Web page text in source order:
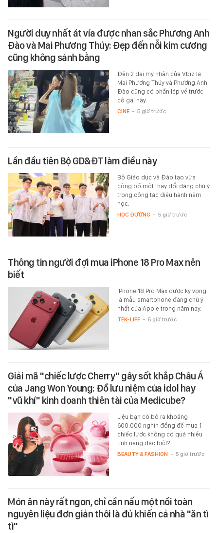
Người duy nhất át vía được nhan sắc Phương Anh
Đào và Mai Phương Thúy: Đẹp đến nỗi kim cương
cũng không sánh bằng
Đến 2 đại mỹ nhân của Vbiz là
Mai Phương Thúy và Phương Anh
Đào cũng có phần lép vế trước
cô gái này.
CINE - 5 giờ trước
Lần đầu tiên Bộ GD&ĐT làm điều này
Bộ Giáo dục và Đào tạo vừa
công bố một thay đổi đáng chú ý
trong công tác điều hành năm
học.
HỌC ĐƯỜNG - 5 giờ trước
Thông tin người đợi mua iPhone 18 Pro Max nên
biết
iPhone 18 Pro Max được kỳ vọng
là mẫu smartphone đáng chú ý
nhất của Apple trong năm nay.
TEK-LIFE - 5 giờ trước
Giải mã "chiếc lược Cherry" gây sốt khắp Châu Á
của Jang Won Young: Đồ lưu niệm của idol hay
"vũ khí" kinh doanh thiên tài của Medicube?
Liệu bạn có bỏ ra khoảng
600.000 nghìn đồng để mua 1
chiếc lược không có quá nhiều
tính năng đặc biệt?
BEAUTY & FASHION - 5 giờ trước
Món ăn này rất ngon, chỉ cần nấu một nồi toàn
nguyên liệu đơn giản thôi là đủ khiến cả nhà "ăn tì
tì"